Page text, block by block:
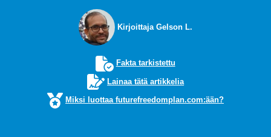
Kirjoittaja Gelson L.
Fakta tarkistettu
Lainaa tätä artikkelia
Miksi luottaa futurefreedomplan.com:ään?